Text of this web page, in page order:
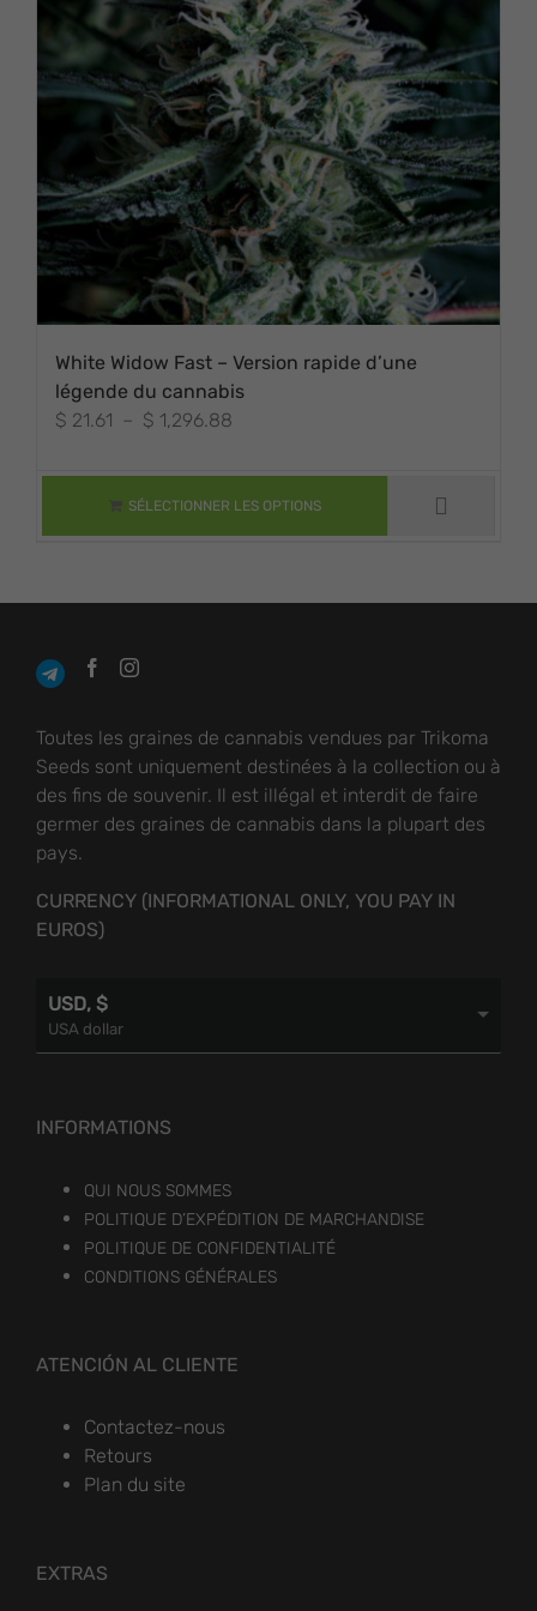
White Widow Fast – Version rapide d’une
légende du cannabis
$ 21.61 – $ 1,296.88
prix :
$ 21.61
à
SÉLECTIONNER LES OPTIONS
CE PRODUIT A
VARIATIONS. LES
PEUVENT ÊTRE
CHOISIES SUR LA
Toutes les graines de cannabis vendues par Trikoma
Seeds sont uniquement destinées à la collection ou à
des fins de souvenir. Il est illégal et interdit de faire
germer des graines de cannabis dans la plupart des
pays.
CURRENCY (INFORMATIONAL ONLY, YOU PAY IN
EUROS)
USD, $
USA dollar
INFORMATIONS
QUI NOUS SOMMES
POLITIQUE D’EXPÉDITION DE MARCHANDISE
POLITIQUE DE CONFIDENTIALITÉ
CONDITIONS GÉNÉRALES
ATENCIÓN AL CLIENTE
Contactez-nous
Retours
Plan du site
EXTRAS